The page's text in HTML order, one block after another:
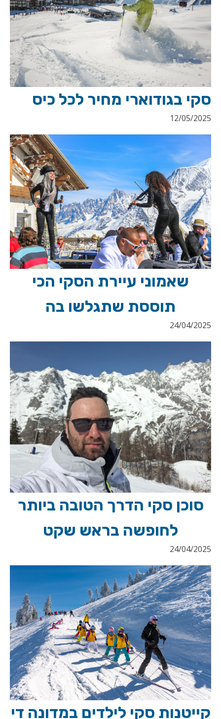
סקי בגודוארי מחיר לכל כיס
12/05/2025
שאמוני עיירת הסקי הכי
תוססת שתגלשו בה
24/04/2025
סוכן סקי הדרך הטובה ביותר
לחופשה בראש שקט
24/04/2025
קייטנות סקי לילדים במדונה די